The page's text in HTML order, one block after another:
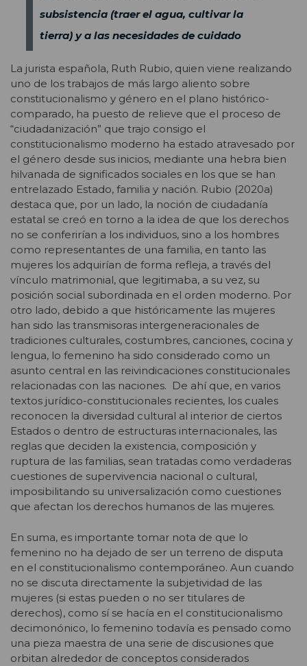
subsistencia (traer el agua, cultivar la
tierra) y a las necesidades de cuidado
La jurista española, Ruth Rubio, quien viene realizando
uno de los trabajos de más largo aliento sobre
constitucionalismo y género en el plano histórico-
comparado, ha puesto de relieve que el proceso de
“ciudadanización” que trajo consigo el
constitucionalismo moderno ha estado atravesado por
el género desde sus inicios, mediante una hebra bien
hilvanada de significados sociales en los que se han
entrelazado Estado, familia y nación. Rubio (2020a)
destaca que, por un lado, la noción de ciudadanía
estatal se creó en torno a la idea de que los derechos
no se conferirían a los individuos, sino a los hombres
como representantes de una familia, en tanto las
mujeres los adquirían de forma refleja, a través del
vínculo matrimonial, que legitimaba, a su vez, su
posición social subordinada en el orden moderno. Por
otro lado, debido a que históricamente las mujeres
han sido las transmisoras intergeneracionales de
tradiciones culturales, costumbres, canciones, cocina y
lengua, lo femenino ha sido considerado como un
asunto central en las reivindicaciones constitucionales
relacionadas con las naciones. De ahí que, en varios
textos jurídico-constitucionales recientes, los cuales
reconocen la diversidad cultural al interior de ciertos
Estados o dentro de estructuras internacionales, las
reglas que deciden la existencia, composición y
ruptura de las familias, sean tratadas como verdaderas
cuestiones de supervivencia nacional o cultural,
imposibilitando su universalización como cuestiones
que afectan los derechos humanos de las mujeres.
En suma, es importante tomar nota de que lo
femenino no ha dejado de ser un terreno de disputa
en el constitucionalismo contemporáneo. Aun cuando
no se discuta directamente la subjetividad de las
mujeres (si estas pueden o no ser titulares de
derechos), como sí se hacía en el constitucionalismo
decimonónico, lo femenino todavía es pensado como
una pieza maestra de una serie de discusiones que
orbitan alrededor de conceptos considerados